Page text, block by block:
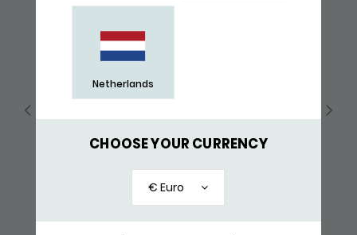
Netherlands
CHOOSE YOUR CURRENCY
€ Euro